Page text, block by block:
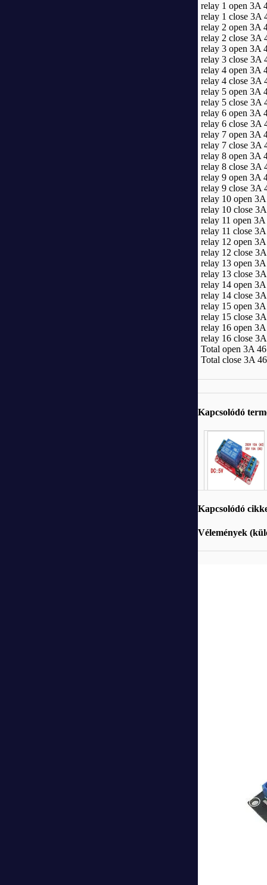
relay 1 open 3A
relay 1 close 3A
relay 2 open 3A
relay 2 close 3A
relay 3 open 3A
relay 3 close 3A
relay 4 open 3A
relay 4 close 3A
relay 5 open 3A
relay 5 close 3A
relay 6 open 3A
relay 6 close 3A
relay 7 open 3A
relay 7 close 3A
relay 8 open 3A
relay 8 close 3A
relay 9 open 3A
relay 9 close 3A
relay 10 open
relay 10 close
relay 11 open
relay 11 close
relay 12 open
relay 12 close
relay 13 open
relay 13 close
relay 14 open
relay 14 close
relay 15 open
relay 15 close
relay 16 open
relay 16 close
Total open 3A
Total close 3A
Kapcsolódó
Kapcsolódó
Vélemények